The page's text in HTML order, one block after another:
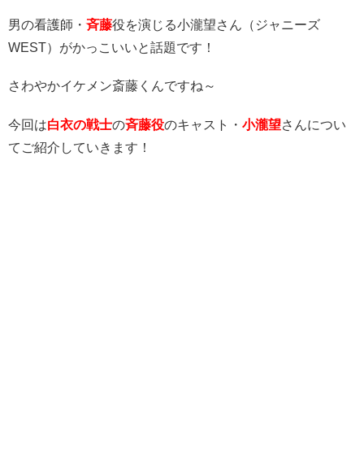
男の看護師・斉藤役を演じる小瀧望さん（ジャニーズ
WEST）がかっこいいと話題です！
さわやかイケメン斎藤くんですね～
今回は白衣の戦士の斉藤役のキャスト・ 小瀧望さんについ
てご紹介していきます！